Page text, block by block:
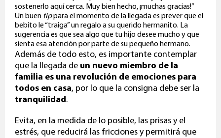
sostenerlo aquí cerca. Muy bien hecho, ¡muchas gracias!”
Un buen tippara el momento de la llegada es prever que el
bebito le “traiga” un regalo a su querido hermanito. La
sugerencia es que sea algo que tu hijo desee mucho y que
sienta esa atención por parte de su pequeño hermano.
Además de todo esto, es importante contemplar
que la llegada de un nuevo miembro de la
familia es una revolución de emociones para
todos en casa, por lo que la consigna debe ser la
tranquilidad .
Evita, en la medida de lo posible, las prisas y el
estrés, que reducirá las fricciones y permitirá que